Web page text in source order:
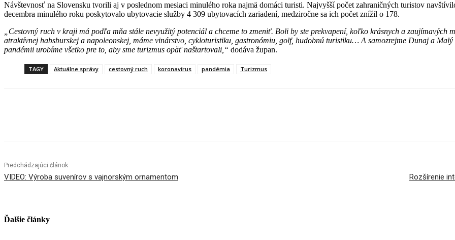
Návštevnosť na Slovensku tvorili aj v poslednom mesiaci minulého roka najmä domáci turisti. Najvyšší počet zahraničných turistov
decembra minulého roku poskytovalo ubytovacie služby 4 309 ubytovacích zariadení, medziročne sa ich počet znížil o 178.
„Cestovný ruch v kraji má podľa mňa stále nevyužitý potenciál a chceme to zmeniť. Boli by ste prekvapení, koľko krásnych a zaujímavých
atraktívnej habsburskej a napoleonskej, máme vinárstvo, cykloturistiku, gastronómiu, golf, hudobnú turistiku… A samozrejme Dunaj a
pandémii urobíme všetko pre to, aby sme turizmus opäť naštartovali,“ dodáva župan.
TAGY Aktuálne správy cestovný ruch koronavírus pandémia Turizmus
Predchádzajúci článok
VIDEO: Výroba suvenírov s vajnorským ornamentom Rozšírenie
Ďalšie články